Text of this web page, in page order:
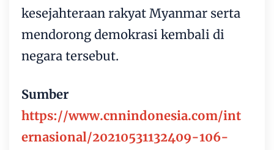
kesejahteraan rakyat Myanmar serta
mendorong demokrasi kembali di
negara tersebut.
Sumber
https://www.cnnindonesia.com/int
ernasional/20210531132409-106-